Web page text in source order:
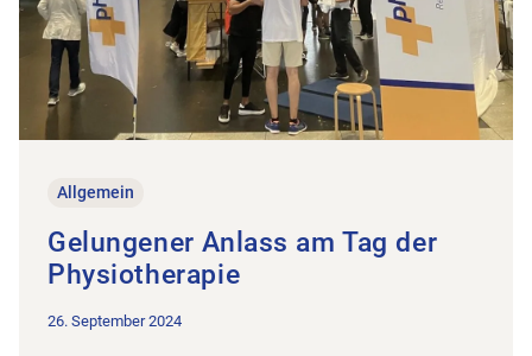
Allgemein
Gelungener Anlass am Tag der
Physiotherapie
26. September 2024